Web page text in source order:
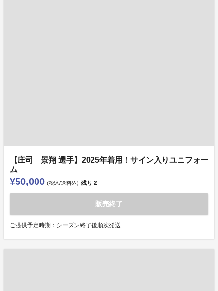
【庄司 景翔 選手】2025年着用！サイン入りユニフォー
ム
¥50,000 (税込/送料込) 残り 2
販売終了
ご提供予定時期：シーズン終了後順次発送